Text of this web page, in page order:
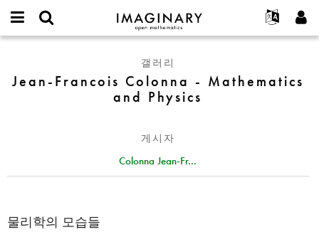
IMAGINARY
open
Français
Deutsch
한국어
Español
Programs
Galleries
Films
Texts
프로젝트
참가하기
연락처
or
username
비
가입하기
새로운 비밀번호 요청하기
Francois
갤러리
Jean-Francois Colonna - Mathematics
and Physics
게시자
Colonna Jean-Fr...
물리학의 모습들